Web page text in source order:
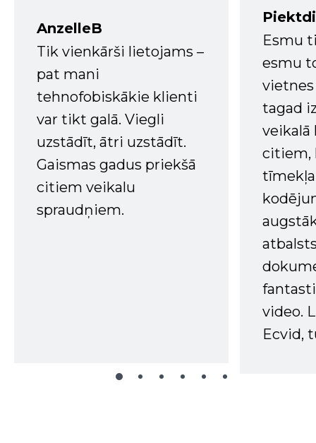
AnzelleB
Tik vienkārši lietojams –
pat mani
tehnofobiskākie klienti
var tikt galā. Viegli
uzstādīt, ātri uzstādīt.
Gaismas gadus priekšā
citiem veikalu
spraudņiem.
Esmu
esmu
tagad
veikalā
citiem,
tīmekļa
video.
Ecvid,